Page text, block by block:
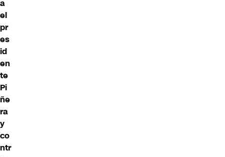
a
el
pr
es
id
en
te
Pi
ñe
ra
y
co
ntr